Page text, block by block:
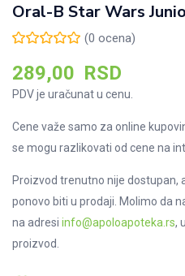
Oral-B Star Wars
(0 ocena)
289,00 RSD
PDV je uračunat u cenu.
Cene važe samo za online
se mogu razlikovati od cene na
Proizvod trenutno nije dostupan,
ponovo biti u prodaji. Molimo da
na adresi info@apoloapoteka.rs,
proizvod.